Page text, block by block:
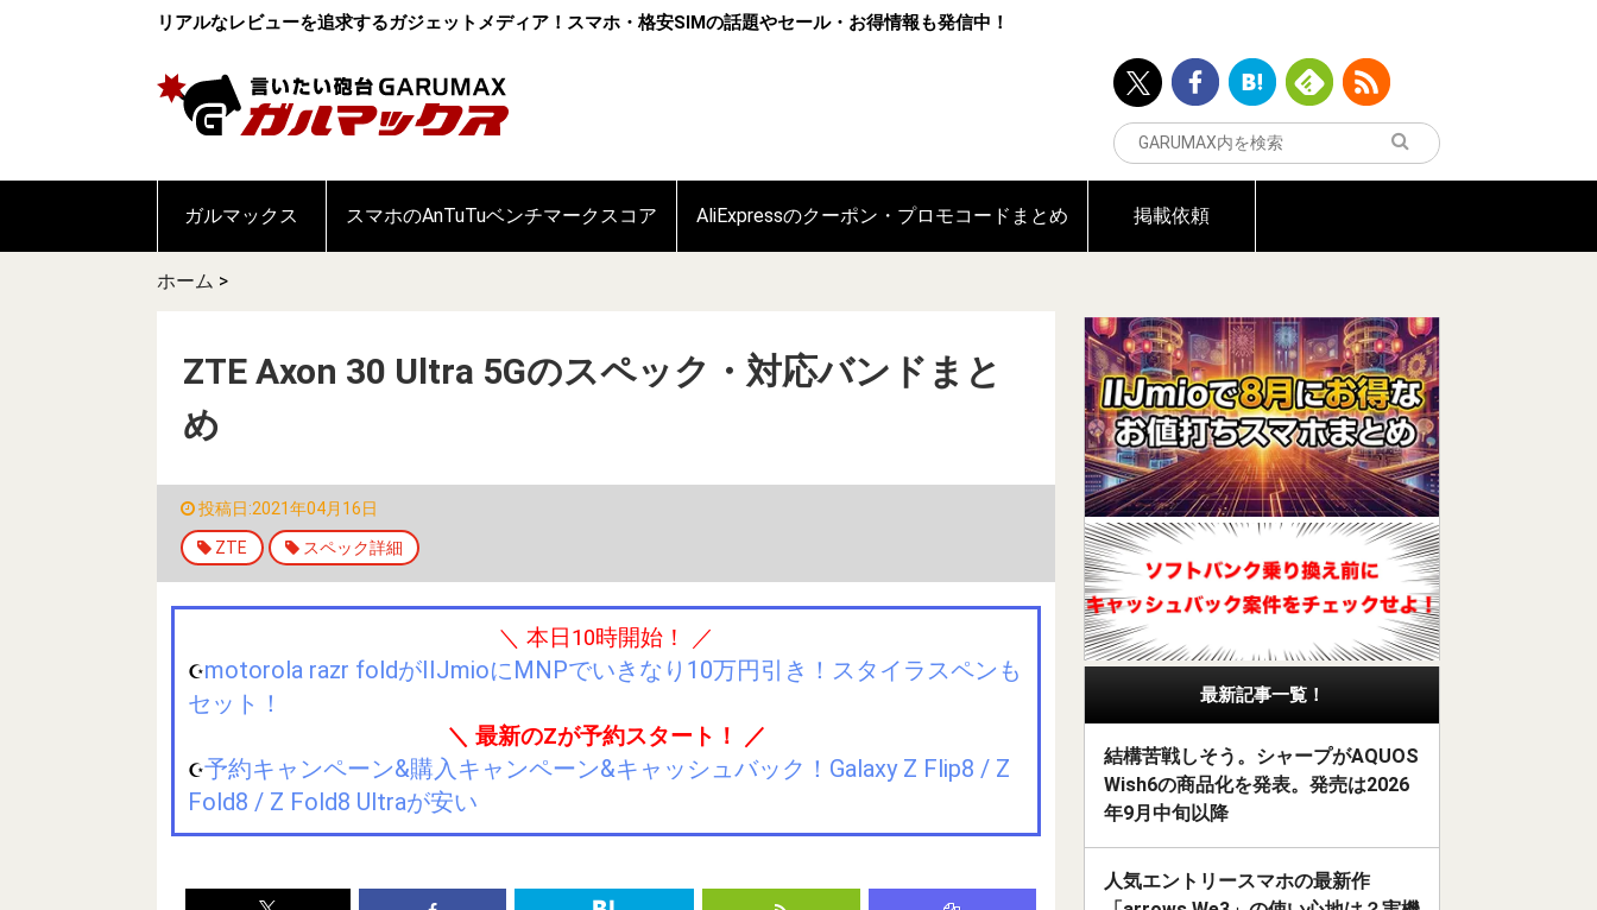
リアルなレビューを追求するガジェットメディア！スマホ・格安SIMの話題やセール・お得情報も発信中！
ガルマックス スマホのAnTuTuベンチマークスコア AliExpressのクーポン・プロモコードまとめ 掲載依頼
ホーム >
ZTE Axon 30 Ultra 5Gのスペック・対応バンドまと
め
投稿日:2021年04月16日
ZTE スペック詳細
＼ 本日10時開始！ ／
☪️motorola razr foldがIIJmioにMNPでいきなり10万円引き！スタイラスペンも
セット！
＼ 最新のZが予約スタート！ ／
☪️予約キャンペーン&購入キャンペーン&キャッシュバック！Galaxy Z Flip8 / Z
Fold8 / Z Fold8 Ultraが安い
最新記事一覧！
結構苦戦しそう。シャープがAQUOS
Wish6の商品化を発表。発売は2026
年9月中旬以降
人気エントリースマホの最新作